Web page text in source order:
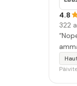
4.8
322